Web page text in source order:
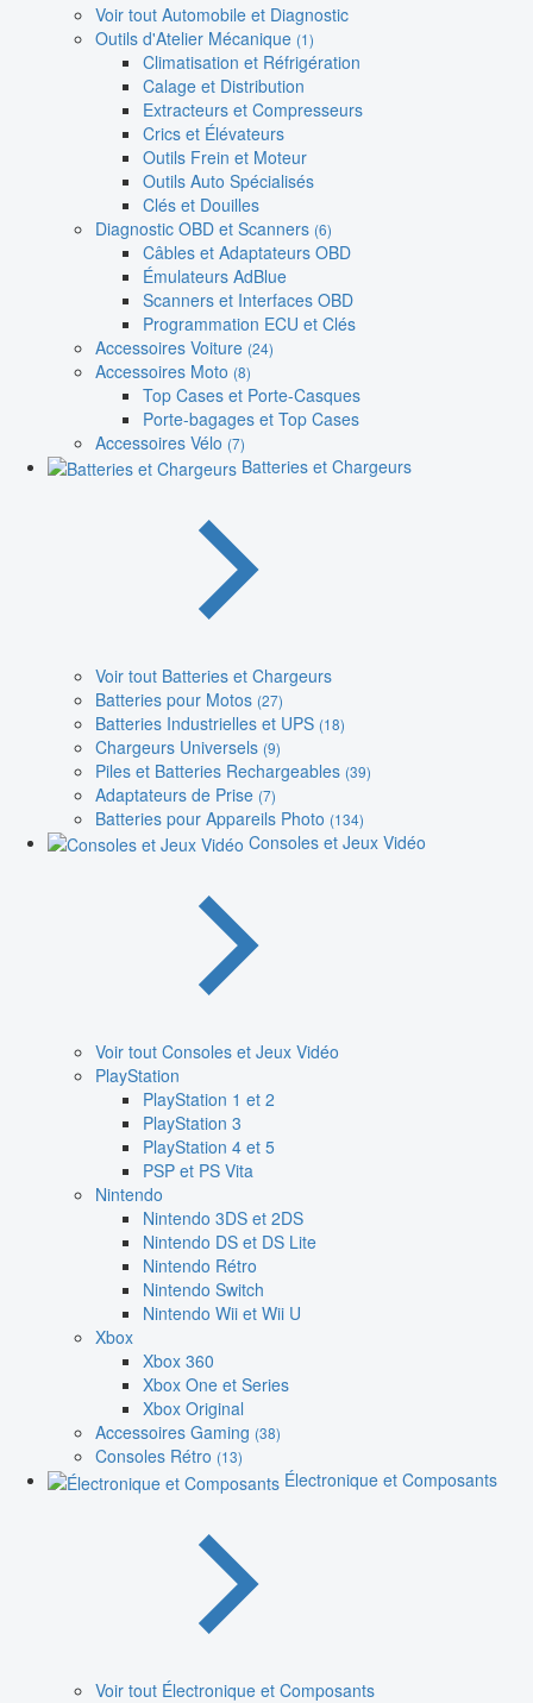
Voir tout Automobile et Diagnostic
Outils d'Atelier Mécanique (1)
Climatisation et Réfrigération
Calage et Distribution
Extracteurs et Compresseurs
Crics et Élévateurs
Outils Frein et Moteur
Outils Auto Spécialisés
Clés et Douilles
Diagnostic OBD et Scanners (6)
Câbles et Adaptateurs OBD
Émulateurs AdBlue
Scanners et Interfaces OBD
Programmation ECU et Clés
Accessoires Voiture (24)
Accessoires Moto (8)
Top Cases et Porte-Casques
Porte-bagages et Top Cases
Accessoires Vélo (7)
Batteries et Chargeurs
Voir tout Batteries et Chargeurs
Batteries pour Motos (27)
Batteries Industrielles et UPS (18)
Chargeurs Universels (9)
Piles et Batteries Rechargeables (39)
Adaptateurs de Prise (7)
Batteries pour Appareils Photo (134)
Consoles et Jeux Vidéo
Voir tout Consoles et Jeux Vidéo
PlayStation
PlayStation 1 et 2
PlayStation 3
PlayStation 4 et 5
PSP et PS Vita
Nintendo
Nintendo 3DS et 2DS
Nintendo DS et DS Lite
Nintendo Rétro
Nintendo Switch
Nintendo Wii et Wii U
Xbox
Xbox 360
Xbox One et Series
Xbox Original
Accessoires Gaming (38)
Consoles Rétro (13)
Électronique et Composants
Voir tout Électronique et Composants